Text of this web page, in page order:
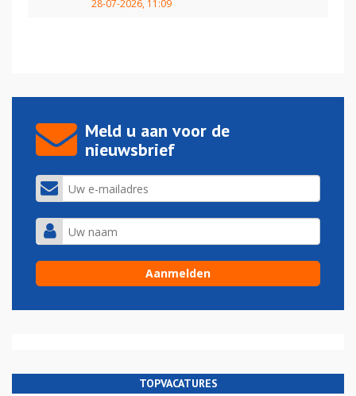
28-07-2026, 11:09
Meld u aan voor de
nieuwsbrief
TOPVACATURES